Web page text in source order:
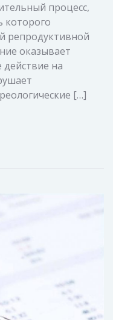
процесс,
которого
репродуктивной
оказывает
на
[…]